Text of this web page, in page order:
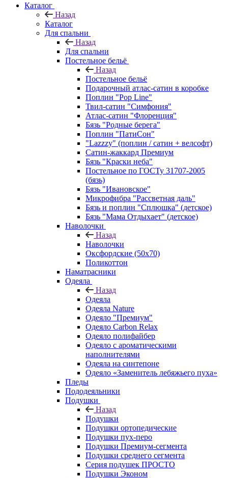
Каталог
Назад
Каталог
Для спальни
Назад
Для спальни
Постельное бельё
Назад
Постельное бельё
Подарочный атлас-сатин в коробке
Поплин "Pop Line"
Твил-сатин "Симфония"
Атлас-сатин "Флоренция"
Бязь "Родные берега"
Поплин "ПатиСон"
"Lazzzy" (поплин / сатин + велсофт)
Сатин-жаккард Премиум
Бязь "Краски неба"
Постельное по ГОСТу 31707-2005
(бязь)
Бязь "Ивановское"
Микрофибра "Рассветная даль"
Бязь и поплин "Сплюшка" (детское)
Бязь "Мама Отдыхает" (детское)
Наволочки
Назад
Наволочки
Оксфордские (50х70)
Поликоттон
Наматрасники
Одеяла
Назад
Одеяла
Одеяла Nature
Одеяло "Премиум"
Одеяло Carbon Relax
Одеяло полифайбер
Одеяло с ароматическими
наполнителями
Одеяла на синтепоне
Одеяло «Заменитель лебяжьего пуха»
Пледы
Пододеяльники
Подушки
Назад
Подушки
Подушки ортопедические
Подушки пух-перо
Подушки Премиум-сегмента
Подушки среднего сегмента
Серия подушек ПРОСТО
Подушки Эконом